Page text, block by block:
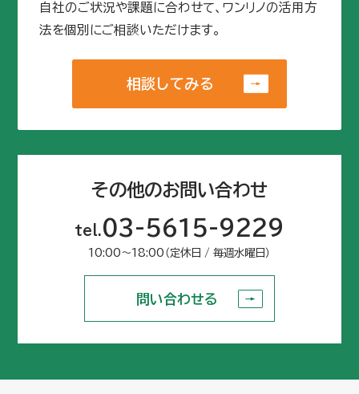
自社のご状況や課題に合わせて、ワンリノの活用方
法を個別にご相談いただけます。
相談してみる
その他のお問い合わせ
tel.03-5615-9229
10:00〜18:00（定休日 / 毎週水曜日）
問い合わせる